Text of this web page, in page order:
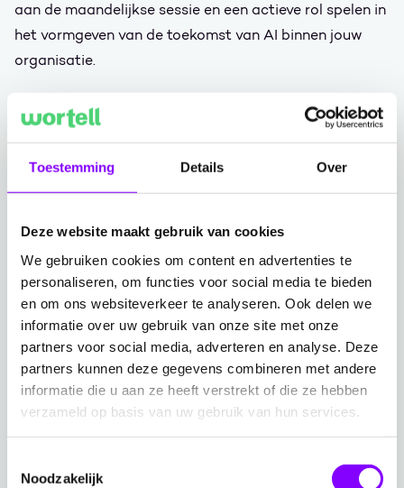
Toestemming Details Over
Deze website maakt gebruik van cookies
We gebruiken cookies om content en advertenties te
personaliseren, om functies voor social media te bieden
en om ons websiteverkeer te analyseren. Ook delen we
informatie over uw gebruik van onze site met onze
partners voor social media, adverteren en analyse. Deze
partners kunnen deze gegevens combineren met andere
informatie die u aan ze heeft verstrekt of die ze hebben
verzameld op basis van uw gebruik van hun services.
Noodzakelijk
aan de maandelijkse sessie en een actieve rol spelen in
het vormgeven van de toekomst van AI binnen jouw
organisatie.
Als lid van de Wortell Innovation Circle krijg je niet
alleen de kans om alle voordelen van Microsoft 365
van de nieuwste features dankzij kennis die
van andere organisaties binnen en buiten jouw
branche. Samen zorgen we ervoor zorgen dat jouw
organisatie voorop blijft lopen in een snel veranderend
technologisch landschap.
Aanmelden
De Innovation Circle zal plaatsvindenelke laatste
donderdag van de maand
, waarbij diverse boeiende